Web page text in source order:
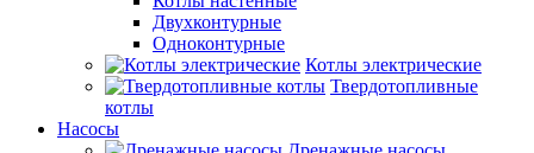
Двухконтурные
Одноконтурные
Котлы электрические
Твердотопливные
котлы
Насосы